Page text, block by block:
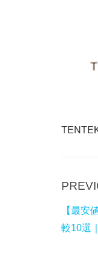
Post
P
v
【最安
較10選